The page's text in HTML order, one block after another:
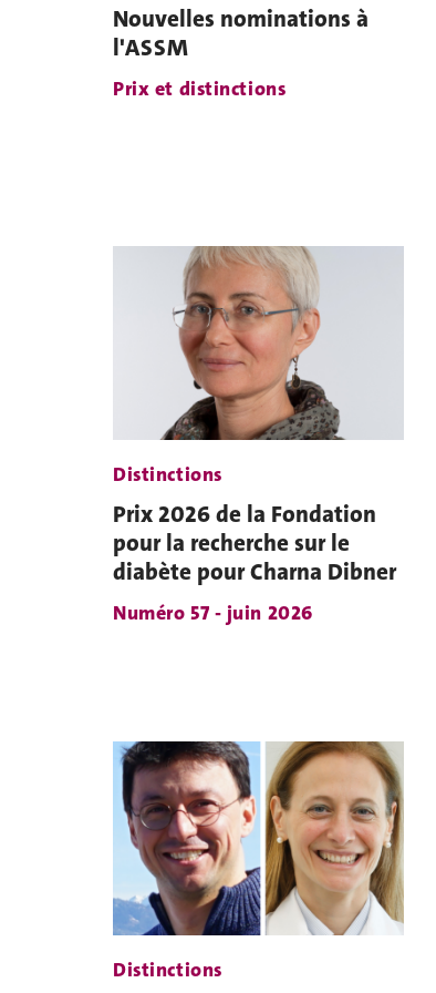
Nouvelles nominations à
l'ASSM
Prix et distinctions
Distinctions
Prix 2026 de la Fondation
pour la recherche sur le
diabète pour Charna Dibner
Numéro 57 - juin 2026
Distinctions